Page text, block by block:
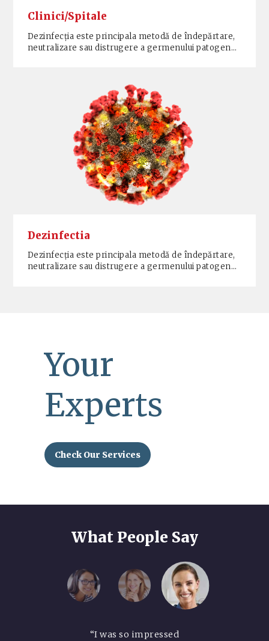
Clinici/Spitale
Dezinfecția este principala metodă de îndepărtare,
neutralizare sau distrugere a germenului patogen…
Dezinfectia
Dezinfecția este principala metodă de îndepărtare,
neutralizare sau distrugere a germenului patogen…
Your
Experts
Check Our Services
What People Say
“I was so impressed